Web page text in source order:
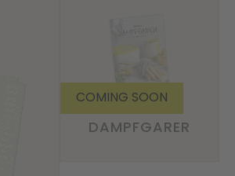
COMING SOON
KOCHBUCH
DAMPFGARER